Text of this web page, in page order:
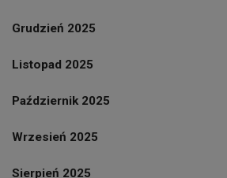
Grudzień 2025
Listopad 2025
Październik 2025
Wrzesień 2025
Sierpień 2025